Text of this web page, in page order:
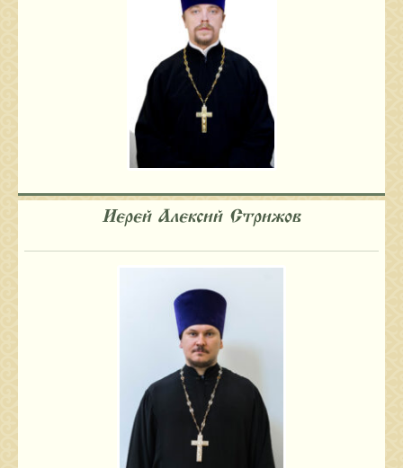
Иерей Алексий Стрижов